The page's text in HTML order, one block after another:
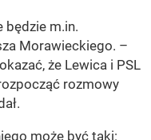
będzie m.in.
Morawieckiego. –
że Lewica i PSL
rozmowy
może być taki: